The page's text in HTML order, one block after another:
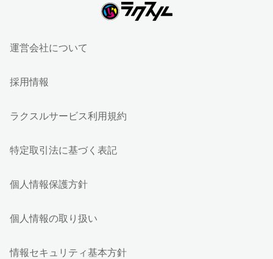
運営会社について
採用情報
ラクスルサービス利用規約
特定取引法に基づく表記
個人情報保護方針
個人情報の取り扱い
情報セキュリティ基本方針